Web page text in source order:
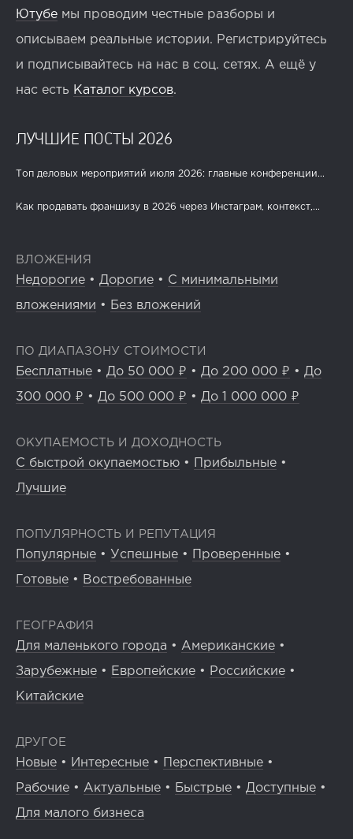
Ютубе мы проводим честные разборы и
описываем реальные истории. Регистрируйтесь
и подписывайтесь на нас в соц. сетях. А ещё у
нас есть Каталог курсов.
ЛУЧШИЕ ПОСТЫ 2026
Топ деловых мероприятий июля 2026: главные конференции...
Как продавать франшизу в 2026 через Инстаграм, контекст,...
ВЛОЖЕНИЯ
Недорогие • Дорогие • С минимальными
вложениями • Без вложений
ПО ДИАПАЗОНУ СТОИМОСТИ
Бесплатные • До 50 000 ₽ • До 200 000 ₽ • До
300 000 ₽ • До 500 000 ₽ • До 1 000 000 ₽
ОКУПАЕМОСТЬ И ДОХОДНОСТЬ
С быстрой окупаемостью • Прибыльные •
Лучшие
ПОПУЛЯРНОСТЬ И РЕПУТАЦИЯ
Популярные • Успешные • Проверенные •
Готовые • Востребованные
ГЕОГРАФИЯ
Для маленького города • Американские •
Зарубежные • Европейские • Российские •
Китайские
ДРУГОЕ
Новые • Интересные • Перспективные •
Рабочие • Актуальные • Быстрые • Доступные •
Для малого бизнеса